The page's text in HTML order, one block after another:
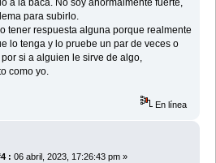
a la baca. No soy anormalmente fuerte,
para subirlo.
tener respuesta alguna porque realmente
lo tenga y lo pruebe un par de veces o
si a alguien le sirve de algo,
como yo.
En línea
: 06 abril, 2023, 17:26:43 pm »